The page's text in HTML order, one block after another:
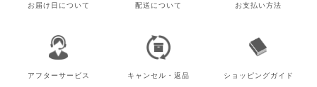
お届け日 について 配送について お支払い方法
アフターサービス キャンセル・ 返品 ショッピングガイド